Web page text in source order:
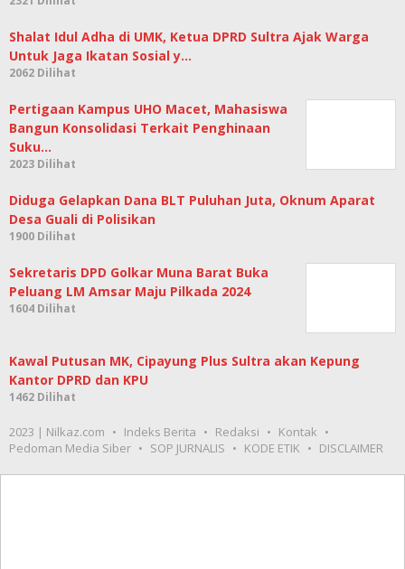
Shalat Idul Adha di UMK, Ketua DPRD Sultra Ajak Warga
Untuk Jaga Ikatan Sosial y…
2062 Dilihat
Pertigaan Kampus UHO Macet, Mahasiswa
Bangun Konsolidasi Terkait Penghinaan
Suku…
2023 Dilihat
Diduga Gelapkan Dana BLT Puluhan Juta, Oknum Aparat
Desa Guali di Polisikan
1900 Dilihat
Sekretaris DPD Golkar Muna Barat Buka
Peluang LM Amsar Maju Pilkada 2024
1604 Dilihat
Kawal Putusan MK, Cipayung Plus Sultra akan Kepung
Kantor DPRD dan KPU
1462 Dilihat
2023 | Nilkaz.com Indeks Berita Redaksi
Kontak
Pedoman Media Siber
SOP JURNALIS KODE ETIK DISCLAIMER